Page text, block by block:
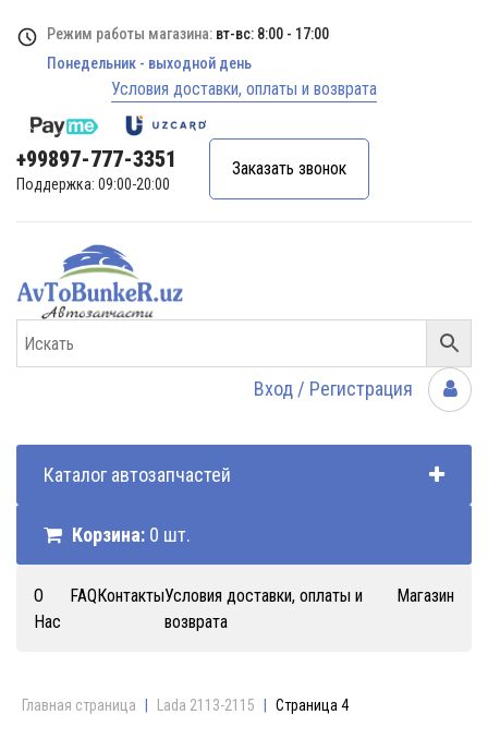
Режим работы магазина: вт-вс: 8:00 - 17:00
Понедельник - выходной день
Условия доставки, оплаты и возврата
+99897-777-3351
Поддержка: 09:00-20:00
Заказать звонок
Вход / Регистрация
Каталог автозапчастей
Корзина: 0 шт.
О
Нас
FAQКонтактыУсловия доставки, оплаты и
возврата
Магазин
Главная страница Lada 2113-2115 Страница 4